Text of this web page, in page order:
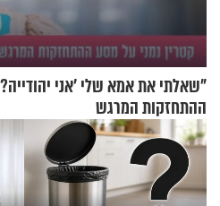
"שאלתי את אמא שלי 'אני
ההתחזקות המרגש